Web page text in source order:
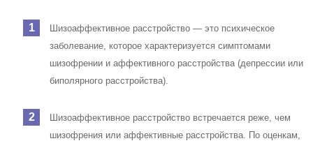
Шизоаффективное расстройство — это психическое
заболевание, которое характеризуется симптомами
шизофрении и аффективного расстройства (депрессии или
биполярного расстройства).
Шизоаффективное расстройство встречается реже, чем
шизофрения или аффективные расстройства. По оценкам,